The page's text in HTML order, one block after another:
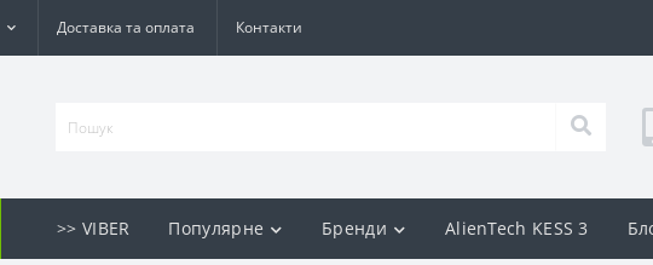
Доставка та оплата Контакти
>> VIBER Популярне Бренди AlienTech KESS 3